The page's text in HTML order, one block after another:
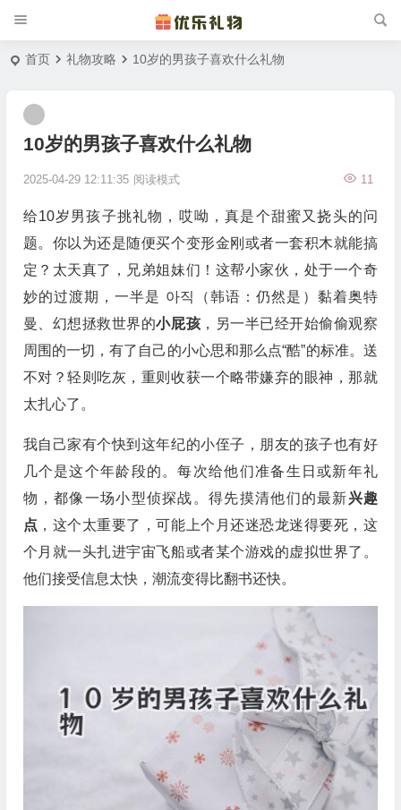
首页 礼物攻略 10岁的男孩子喜欢什么礼物
10岁的男孩子喜欢什么礼物
2025-04-29 12:11:35 11
阅读模式
给10岁男孩子挑礼物，哎呦，真是个甜蜜又挠头的问
题。你以为还是随便买个变形金刚或者一套积木就能搞
定？太天真了，兄弟姐妹们！这帮小家伙，处于一个奇
妙的过渡期，一半是 아직（韩语：仍然是）黏着奥特
曼、幻想拯救世界的小屁孩 ，另一半已经开始偷偷观察
周围的一切，有了自己的小心思和那么点“酷”的标准。送
不对？轻则吃灰，重则收获一个略带嫌弃的眼神，那就
太扎心了。
我自己家有个快到这年纪的小侄子，朋友的孩子也有好
几个是这个年龄段的。每次给他们准备生日或新年礼
物，都像一场小型侦探战。得先摸清他们的最新兴趣
点 ，这个太重要了，可能上个月还迷恐龙迷得要死，这
个月就一头扎进宇宙飞船或者某个游戏的虚拟世界了。
他们接受信息太快，潮流变得比翻书还快。